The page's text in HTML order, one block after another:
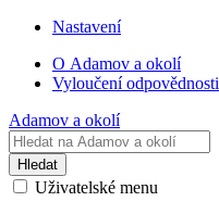
Nastavení
O Adamov a okolí
Vyloučení odpovědnosti
Adamov a okolí
Hledat
Uživatelské menu